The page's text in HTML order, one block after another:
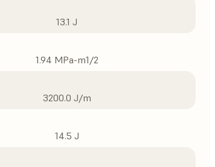
13.1 J
1.94 MPa-m1/2
3200.0 J/m
14.5 J